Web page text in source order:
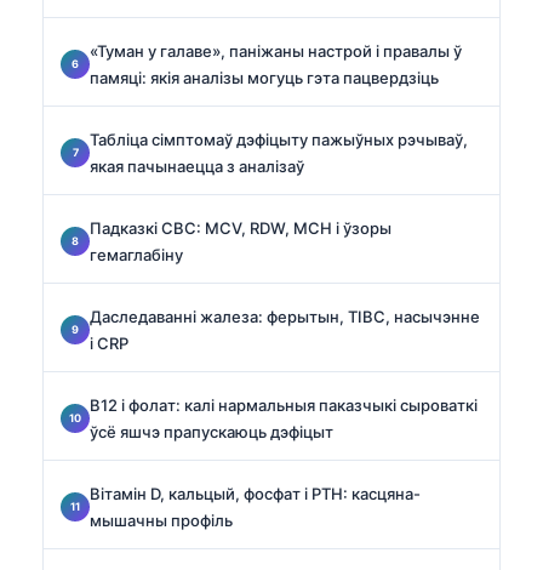
«Туман у галаве», паніжаны настрой і правалы ў
памяці: якія аналізы могуць гэта пацвердзіць
Табліца сімптомаў дэфіцыту пажыўных рэчываў,
якая пачынаецца з аналізаў
Падказкі CBC: MCV, RDW, MCH і ўзоры
гемаглабіну
Даследаванні жалеза: ферытын, TIBC, насычэнне
і CRP
B12 і фолат: калі нармальныя паказчыкі сыроваткі
ўсё яшчэ прапускаюць дэфіцыт
Вітамін D, кальцый, фосфат і PTH: касцяна-
мышачны профіль